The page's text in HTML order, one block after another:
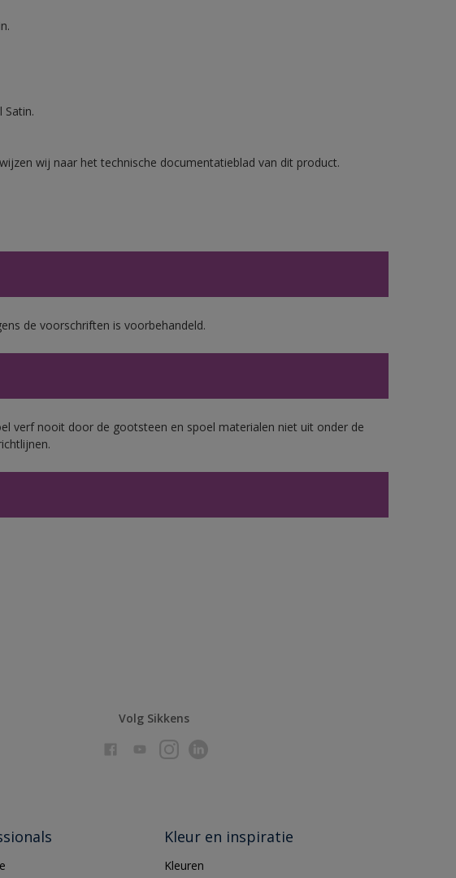
Satin.
wij naar het technische documentatieblad van dit product.
de voorschriften is voorbehandeld.
verf nooit door de gootsteen en spoel materialen niet uit onder de
Volg Sikkens
Kleur en inspiratie
Kleuren